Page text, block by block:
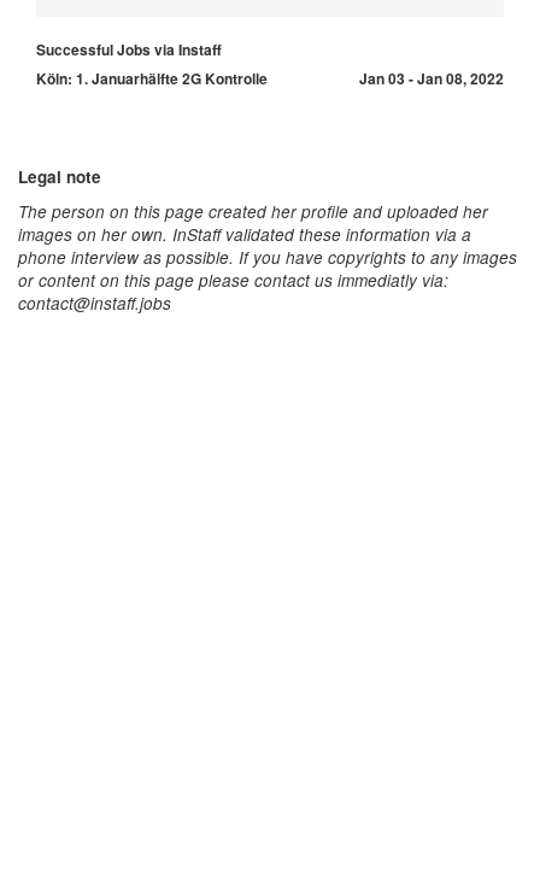
Successful Jobs via Instaff
Köln: 1. Januarhälfte 2G Kontrolle
Jan 03 - Jan 08, 2022
Legal note
The person on this page created her profile and uploaded her
images on her own. InStaff validated these information via a
phone interview as possible. If you have copyrights to any images
or content on this page please contact us immediatly via:
contact@instaff.jobs